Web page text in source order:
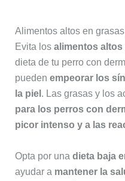
Alimentos altos en
Evita los alimentos altos
dieta de tu perro con
pueden empeorar los
la piel . Las grasas y los
para los perros con
picor intenso y a las
Opta por una dieta baja
ayudar a mantener la